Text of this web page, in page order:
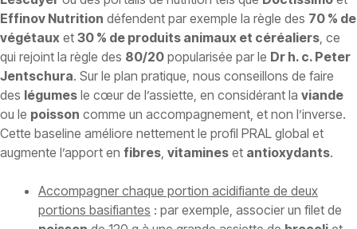
Effinov Nutrition défendent par exemple la règle des 70 % de
végétaux et 30 % de produits animaux et céréaliers , ce
qui rejoint la règle des 80/20 popularisée par le Dr h. c. Peter
Jentschura. Sur le plan pratique, nous conseillons de faire
des légumes le cœur de l’assiette, en considérant la viande
ou le poisson comme un accompagnement, et non l’inverse.
Cette baseline améliore nettement le profil PRAL global et
augmente l’apport en fibres vitamines et antioxydants.
Accompagner chaque portion acidifiante de deux
portions basifiantes : par exemple, associer un filet de